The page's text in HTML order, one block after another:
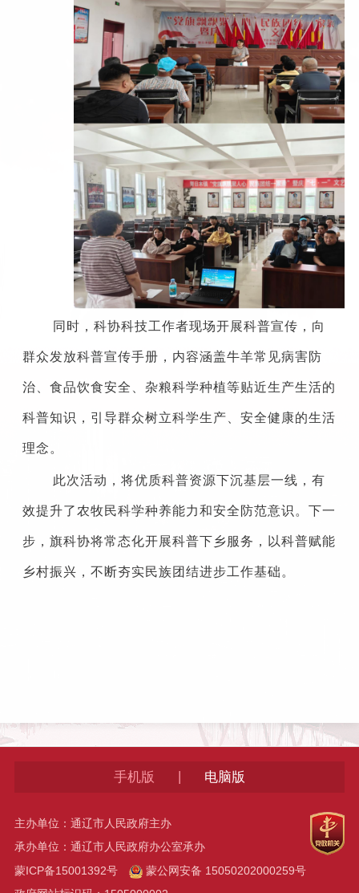
同时，科协科技工作者现场开展科普宣传，向
群众发放科普宣传手册，内容涵盖牛羊常见病害防
治、食品饮食安全、杂粮科学种植等贴近生产生活的
科普知识，引导群众树立科学生产、安全健康的生活
理念。
此次活动，将优质科普资源下沉基层一线，有
效提升了农牧民科学种养能力和安全防范意识。下一
步，旗科协将常态化开展科普下乡服务，以科普赋能
乡村振兴，不断夯实民族团结进步工作基础。
手机版 电脑版
主办单位：通辽市人民政府主办
承办单位：通辽市人民政府办公室承办
蒙ICP备15001392号
蒙公网安备 15050202000259号